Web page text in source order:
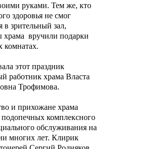
руками. Тем же, кто
здоровья не смог
в зрительный зал,
храма вручили подарки
комнатах.
этот праздник
работник храма Власта
Трофимова.
и прихожане храма
комплексного
обслуживания на
многих лет. Клирик